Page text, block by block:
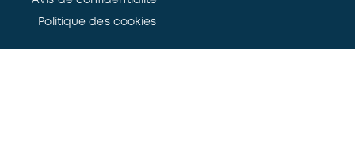
Politique des cookies